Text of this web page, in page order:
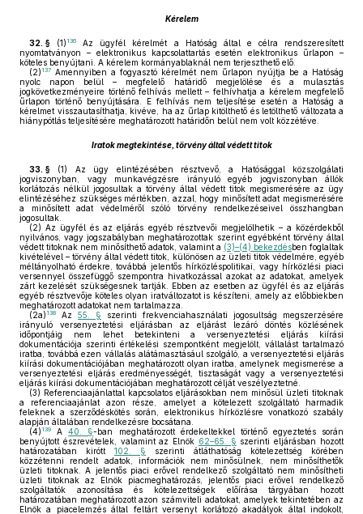
Kérelem
32. § (1) 136
Az ügyfél kérelmét a Hatóság által e célra rendszeresített
nyomtatványon – elektronikus kapcsolattartás esetén elektronikus űrlapon –
köteles benyújtani. A kérelem kormányablaknál nem terjeszthető elő.
(2) 137 Amennyiben a fogyasztó kérelmét nem űrlapon nyújtja be a Hatóság
nyolc napon belül – megfelelő határidő megjelölése és a mulasztás
jogkövetkezményeire történő felhívás mellett – felhívhatja a kérelem megfelelő
űrlapon történő benyújtására. E felhívás nem teljesítése esetén a Hatóság a
kérelmet visszautasíthatja, kivéve, ha az űrlap kitölthető és letölthető változata a
hiánypótlás teljesítésére meghatározott határidőn belül nem volt közzétéve.
Iratok megtekintése, törvény által védett titok
33. § (1)
Az ügy elintézésében résztvevő, a Hatósággal közszolgálati
jogviszonyban, vagy munkavégzésre irányuló egyéb jogviszonyban állók
korlátozás nélkül jogosultak a törvény által védett titok megismerésére az ügy
elintézéséhez szükséges mértékben, azzal, hogy minősített adat megismerésére
a minősített adat védelméről szóló törvény rendelkezéseivel összhangban
jogosultak.
(2) Az ügyfél és az eljárás egyéb résztvevői megjelölhetik – a közérdekből
nyilvános, vagy jogszabályban meghatározottak szerint egyébként törvény által
védett titoknak nem minősíthető adatok, valamint a (3)–(4) bekezdésben foglaltak
kivételével – törvény által védett titok, különösen az üzleti titok védelmére, egyéb
méltányolható érdekre, továbbá jelentős hírközléspolitikai, vagy hírközlési piaci
versennyel összefüggő szempontra hivatkozással azokat az adatokat, amelyek
zárt kezelését szükségesnek tartják. Ebben az esetben az ügyfél és az eljárás
egyéb résztvevője köteles olyan iratváltozatot is készíteni, amely az előbbiekben
meghatározott adatokat nem tartalmazza.
(2a) 138 Az 55. § szerinti frekvenciahasználati jogosultság megszerzésére
irányuló versenyeztetési eljárásban az eljárást lezáró döntés közlésének
időpontjáig nem lehet betekinteni a versenyeztetési eljárás kiírási
dokumentációja szerinti értékelési szempontként megjelölt, vállalást tartalmazó
iratba, továbbá ezen vállalás alátámasztásául szolgáló, a versenyeztetési eljárás
kiírási dokumentációjában meghatározott olyan iratba, amelynek megismerése a
versenyeztetési eljárás eredményességét, tisztaságát vagy a versenyeztetési
eljárás kiírási dokumentációjában meghatározott célját veszélyeztetné.
(3) Referenciaajánlattal kapcsolatos eljárásokban nem minősül üzleti titoknak
a referenciaajánlat azon része, amelyet a kötelezett szolgáltató harmadik
feleknek a szerződéskötés során, elektronikus hírközlésre vonatkozó szabály
alapján általában rendelkezésre bocsátana.
(4) 139 A40. §-ban meghatározott érdekeltekkel történő egyeztetés során
benyújtott észrevételek, valamint az Elnök 62–65. § szerinti eljárásban hozott
határozatában kirótt 102. § szerinti átláthatóság kötelezettség körében
közzétenni rendelt adatok, információk nem minősülnek, nem minősíthetők
üzleti titoknak. A jelentős piaci erővel rendelkező szolgáltató nem minősítheti
üzleti titoknak az Elnök piacmeghatározás, jelentős piaci erővel rendelkező
szolgáltatók azonosítása és kötelezettségek előírása tárgyában hozott
határozatában meghatározott azon számviteli adatokat, amelyek tekintetében az
Elnök a piacelemzés által feltárt versenyt korlátozó akadályok által indokolt,